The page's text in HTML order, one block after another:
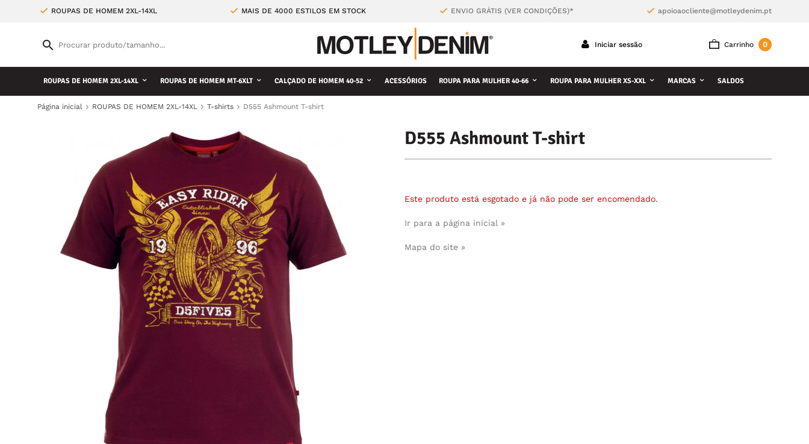
ROUPAS DE HOMEM 2XL-14XL MAIS DE 4000 ESTILOS EM STOCK ENVIO GRÁTIS (VER CONDIÇÕES)* apoioaocliente@motleydenim.pt
Carrinho 0
Iniciar sessão
ROUPAS DE HOMEM 2XL-14XL ROUPAS DE HOMEM MT-6XLT CALÇADO DE HOMEM 40-52 ACESSÓRIOS ROUPA PARA MULHER 40-66 ROUPA PARA MULHER XS-XXL MARCAS SALDOS
Página inicial ROUPAS DE HOMEM 2XL-14XL T-shirts D555 Ashmount T-shirt
D555 Ashmount T-shirt
Este produto está esgotado e já não pode ser encomendado.
Ir para a página inicial »
Mapa do site »